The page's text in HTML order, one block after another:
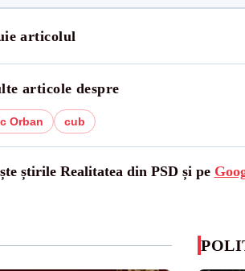
articolul
articole despre
Orban cub
știrile Realitatea din PSD și pe